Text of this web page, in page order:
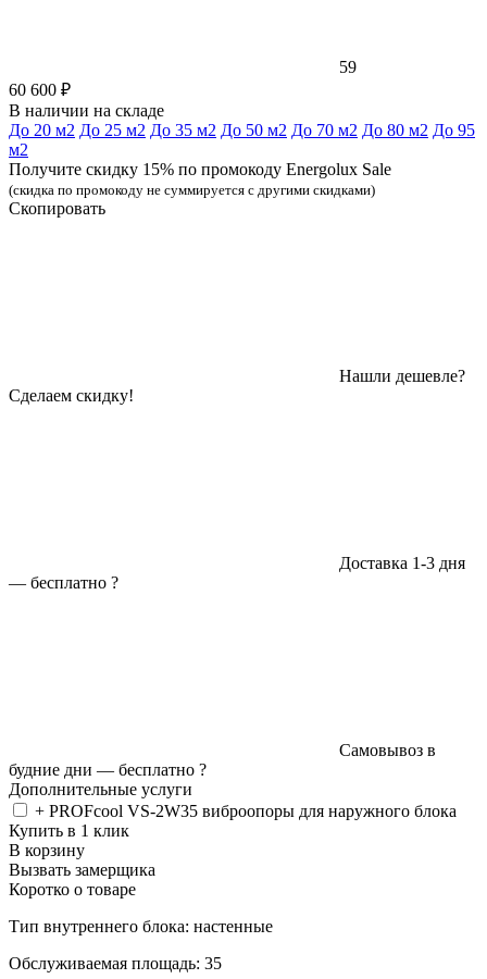
59
60 600 ₽
В наличии на складе
До 20 м2 До 25 м2 До 35 м2 До 50 м2 До 70 м2 До 80 м2 До 95
м2
Получите скидку 15% по промокоду Energolux Sale
(скидка по промокоду не суммируется с другими скидками)
Скопировать
Нашли дешевле?
Сделаем скидку!
Доставка 1-3 дня
— бесплатно ?
Самовывоз в
будние дни — бесплатно ?
Дополнительные услуги
+ PROFcool VS-2W35 виброопоры для наружного блока
Купить в 1 клик
В корзину
Вызвать замерщика
Коротко о товаре
Тип внутреннего блока: настенные
Обслуживаемая площадь: 35